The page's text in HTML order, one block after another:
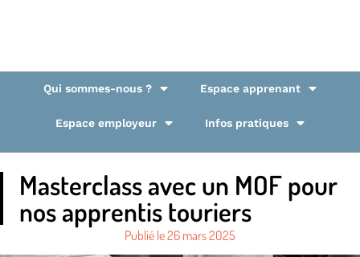
Qui sommes-nous ? Espace apprenant
Espace employeur Infos pratiques
Masterclass avec un MOF pour
nos apprentis touriers
Publié le26 mars 2025